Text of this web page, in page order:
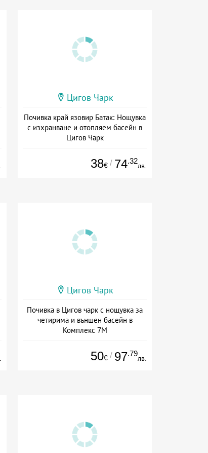
Цигов Чарк
Почивка край язовир Батак: Нощувка
с изхранване и отопляем басейн в
Цигов Чарк
38€ / 74.32
лв.
Цигов Чарк
Почивка в Цигов чарк с нощувка за
четирима и външен басейн в
Комплекс 7М
50€ / 97.79
лв.